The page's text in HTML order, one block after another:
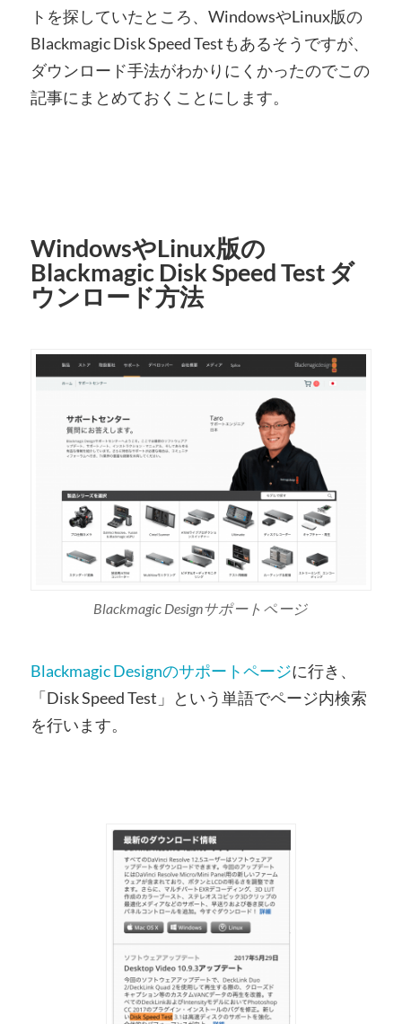
トを探していたところ、WindowsやLinux版の
Blackmagic Disk Speed Testもあるそうですが、
ダウンロード手法がわかりにくかったのでこの
記事にまとめておくことにします。
WindowsやLinux版の
Blackmagic Disk Speed Test ダ
ウンロード方法
Blackmagic Designサポートページ
Blackmagic Designのサポートページに行き、
「Disk Speed Test」という単語でページ内検索
を行います。